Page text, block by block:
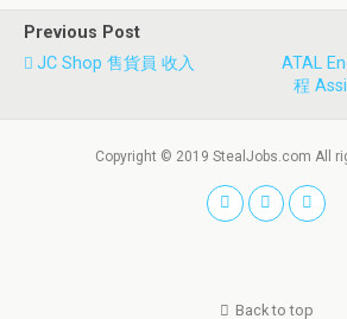
Previous Post
JC Shop 售貨員 收入
ATAL
程
Copyright © 2019 StealJobs.com All
Back to top